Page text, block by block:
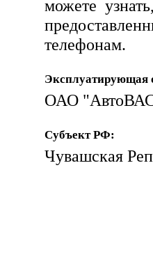
можете
телефонам.
Эксплуатирующая
ОАО
Субъект РФ:
Чувашская